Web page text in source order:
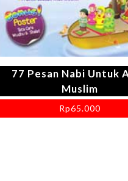
77 Pesan Nabi Untuk
Muslim
Rp65.000